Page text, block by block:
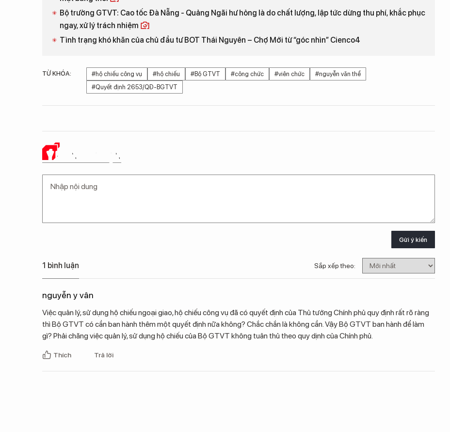
Bộ trưởng GTVT: Cao tốc Đà Nẵng - Quảng Ngãi hư hỏng là do chất lượng, lập tức dừng thu phí, khắc phục
ngay, xử lý trách nhiệm
Tình trạng khó khăn của chủ đầu tư BOT Thái Nguyên – Chợ Mới từ “góc nhìn” Cienco4
TỪ KHÓA: #hộ chiếu công vụ #hộ chiếu #Bộ GTVT #công chức #viên chức
#nguyễn văn thể
#Quyết định 2653/QĐ-BGTVT
Ý KIẾN CỦA BẠN
Gửi ý kiến
1 bình luận Sắp xếp theo:
nguyễn y vân
Việc quản lý, sử dụng hộ chiếu ngoại giao, hộ chiếu công vụ đã có quyết định của Thủ tướng Chính phủ quy định rất rõ ràng
thì Bộ GTVT có cần ban hành thêm một quyết định nữa không? Chắc chắn là không cần. Vậy Bộ GTVT ban hành để làm
gì? Phải chăng việc quản lý, sử dụng hộ chiếu của Bộ GTVT không tuân thủ theo quy dịnh của Chính phủ.
Thích Trả lời